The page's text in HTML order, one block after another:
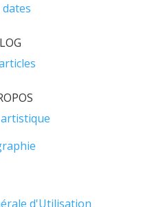
dates
d'Utilisation